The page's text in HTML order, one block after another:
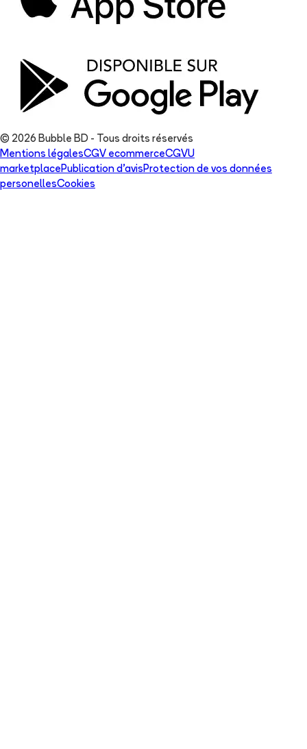
© 2026 Bubble BD - Tous droits réservés
Mentions légalesCGV ecommerceCGVU
marketplacePublication d'avisProtection de vos données
personellesCookies